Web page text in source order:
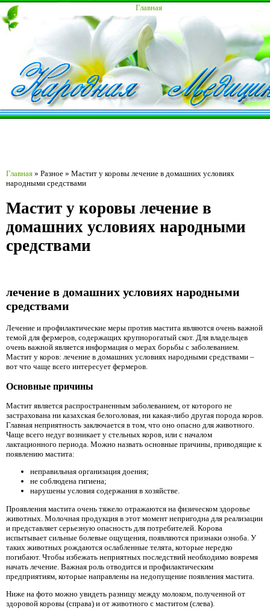
Главная
Главная » Разное » Мастит у коровы лечение в домашних условиях
народными средствами
Мастит у коровы лечение в
домашних условиях народными
средствами
лечение в домашних условиях народными
средствами
Лечение и профилактические меры против мастита являются очень важной
темой для фермеров, содержащих крупнорогатый скот. Для владельцев
очень важной является информация о мерах борьбы с заболеванием.
Мастит у коров: лечение в домашних условиях народными средствами –
вот что чаще всего интересует фермеров.
Основные причины
Мастит является распространенным заболеванием, от которого не
застрахована ни казахская белоголовая, ни какая-либо другая порода коров.
Главная неприятность заключается в том, что оно опасно для животного.
Чаще всего недуг возникает у стельных коров, или с началом
лактационного периода. Можно назвать основные причины, приводящие к
появлению мастита:
неправильная организация доения;
не соблюдена гигиена;
нарушены условия содержания в хозяйстве.
Проявления мастита очень тяжело отражаются на физическом здоровье
животных. Молочная продукция в этот момент непригодна для реализации
и представляет серьезную опасность для потребителей. Корова
испытывает сильные болевые ощущения, появляются признаки озноба. У
таких животных рождаются ослабленные телята, которые нередко
погибают. Чтобы избежать неприятных последствий необходимо вовремя
начать лечение. Важная роль отводится и профилактическим
предприятиям, которые направлены на недопущение появления мастита.
Ниже на фото можно увидеть разницу между молоком, полученной от
здоровой коровы (справа) и от животного с маститом (слева).